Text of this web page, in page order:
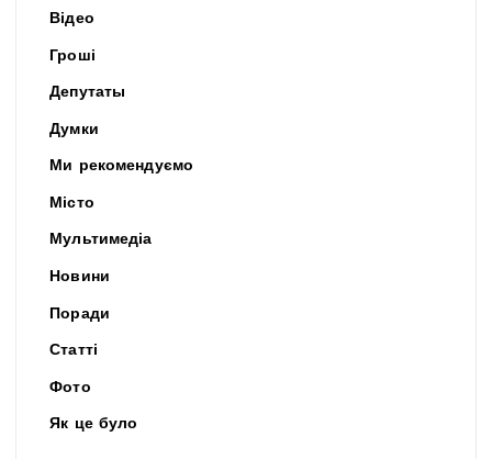
Відео
Гроші
Депутаты
Думки
Ми рекомендуємо
Місто
Мультимедіа
Новини
Поради
Статті
Фото
Як це було